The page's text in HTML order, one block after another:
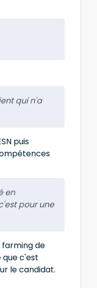
qui n'a
puis
en
pour une
farming de
que c'est
le candidat.